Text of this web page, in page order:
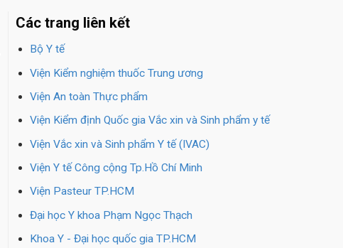
Các trang liên kết
Bộ Y tế
Viện Kiểm nghiệm thuốc Trung ương
Viện An toàn Thực phẩm
Viện Kiểm định Quốc gia Vắc xin và Sinh phẩm y tế
Viện Vắc xin và Sinh phẩm Y tế (IVAC)
Viện Y tế Công cộng Tp.Hồ Chí Minh
Viện Pasteur TP.HCM
Đại học Y khoa Phạm Ngọc Thạch
Khoa Y - Đại học quốc gia TP.HCM